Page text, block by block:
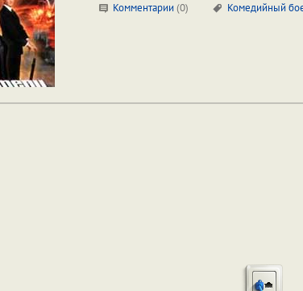
Комментарии (0) Комедийный